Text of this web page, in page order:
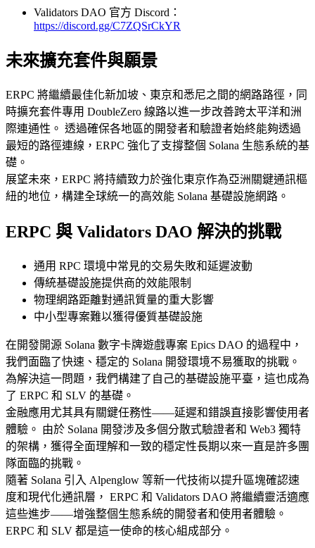
Validators DAO 官方 Discord：
https://discord.gg/C7ZQSrCkYR
未來擴充套件與願景
ERPC 將繼續最佳化新加坡、東京和悉尼之間的網路路徑，同
時擴充套件專用 DoubleZero 線路以進一步改善跨太平洋和洲
際連通性。 透過確保各地區的開發者和驗證者始終能夠透過
最短的路徑連線，ERPC 強化了支撐整個 Solana 生態系統的基
礎。
展望未來，ERPC 將持續致力於強化東京作為亞洲關鍵通訊樞
紐的地位，構建全球統一的高效能 Solana 基礎設施網路。
ERPC 與 Validators DAO 解決的挑戰
通用 RPC 環境中常見的交易失敗和延遲波動
傳統基礎設施提供商的效能限制
物理網路距離對通訊質量的重大影響
中小型專案難以獲得優質基礎設施
在開發開源 Solana 數字卡牌遊戲專案 Epics DAO 的過程中，
我們面臨了快速、穩定的 Solana 開發環境不易獲取的挑戰。
為解決這一問題，我們構建了自己的基礎設施平臺，這也成為
了 ERPC 和 SLV 的基礎。
金融應用尤其具有關鍵任務性——延遲和錯誤直接影響使用者
體驗。 由於 Solana 開發涉及多個分散式驗證者和 Web3 獨特
的架構，獲得全面理解和一致的穩定性長期以來一直是許多團
隊面臨的挑戰。
隨著 Solana 引入 Alpenglow 等新一代技術以提升區塊確認速
度和現代化通訊層， ERPC 和 Validators DAO 將繼續靈活適應
這些進步——增強整個生態系統的開發者和使用者體驗。
ERPC 和 SLV 都是這一使命的核心組成部分。